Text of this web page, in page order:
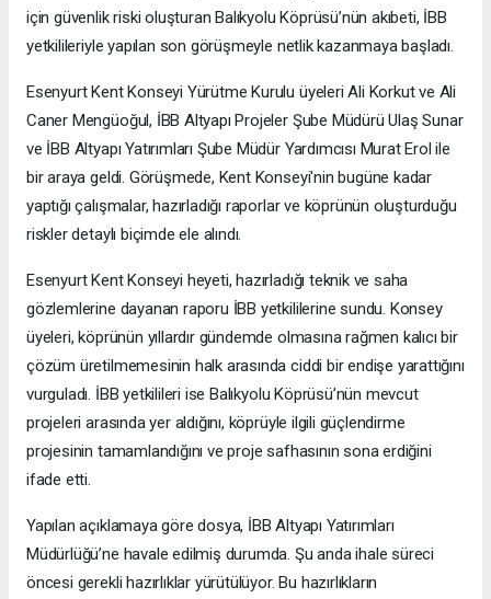
için güvenlik riski oluşturan Balıkyolu Köprüsü’nün akıbeti, İBB
yetkilileriyle yapılan son görüşmeyle netlik kazanmaya başladı.
Esenyurt Kent Konseyi Yürütme Kurulu üyeleri Ali Korkut ve Ali
Caner Mengüoğul, İBB Altyapı Projeler Şube Müdürü Ulaş Sunar
ve İBB Altyapı Yatırımları Şube Müdür Yardımcısı Murat Erol ile
bir araya geldi. Görüşmede, Kent Konseyi'nin bugüne kadar
yaptığı çalışmalar, hazırladığı raporlar ve köprünün oluşturduğu
riskler detaylı biçimde ele alındı.
Esenyurt Kent Konseyi heyeti, hazırladığı teknik ve saha
gözlemlerine dayanan raporu İBB yetkililerine sundu. Konsey
üyeleri, köprünün yıllardır gündemde olmasına rağmen kalıcı bir
çözüm üretilmemesinin halk arasında ciddi bir endişe yarattığını
vurguladı. İBB yetkilileri ise Balıkyolu Köprüsü’nün mevcut
projeleri arasında yer aldığını, köprüyle ilgili güçlendirme
projesinin tamamlandığını ve proje safhasının sona erdiğini
ifade etti.
Yapılan açıklamaya göre dosya, İBB Altyapı Yatırımları
Müdürlüğü’ne havale edilmiş durumda. Şu anda ihale süreci
öncesi gerekli hazırlıklar yürütülüyor. Bu hazırlıkların